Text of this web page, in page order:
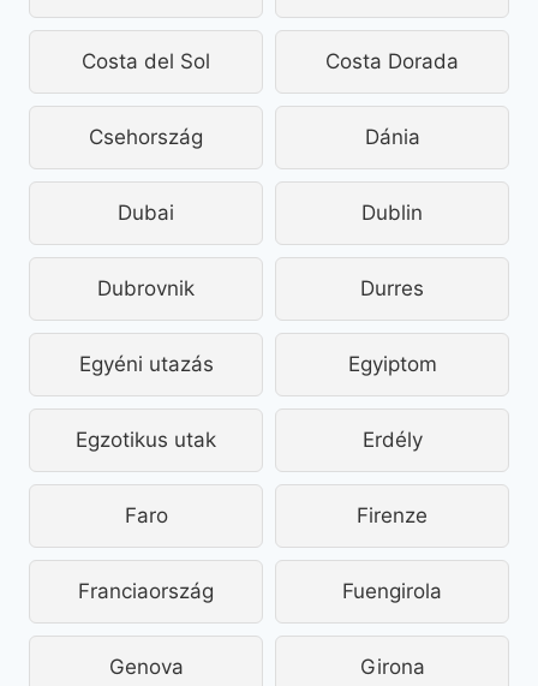
Costa del Sol Costa Dorada
Csehország Dánia
Dubai Dublin
Dubrovnik Durres
Egyéni utazás Egyiptom
Egzotikus utak Erdély
Faro Firenze
Franciaország Fuengirola
Genova Girona